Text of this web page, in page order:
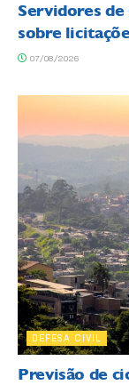
Servidores
sobre
07/08/2026
DEFESA CIVIL
Previsão de